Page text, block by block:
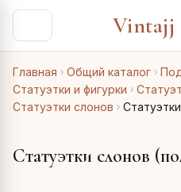
Vintajj
Главная Общий каталог
Статуэтки и фигурки
Статуэтки слонов
Статуэтки слонов